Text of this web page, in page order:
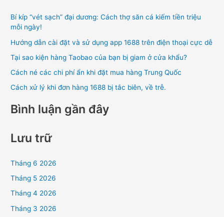
i
m
:
Bí kíp “vét sạch” đại dương: Cách thợ săn cá kiếm tiền triệu
mỗi ngày!
Hướng dẫn cài đặt và sử dụng app 1688 trên điện thoại cực dễ
Tại sao kiện hàng Taobao của bạn bị giam ở cửa khẩu?
Cách né các chi phí ẩn khi đặt mua hàng Trung Quốc
Cách xử lý khi đơn hàng 1688 bị tắc biên, về trễ.
Bình luận gần đây
Lưu trữ
Tháng 6 2026
Tháng 5 2026
Tháng 4 2026
Tháng 3 2026